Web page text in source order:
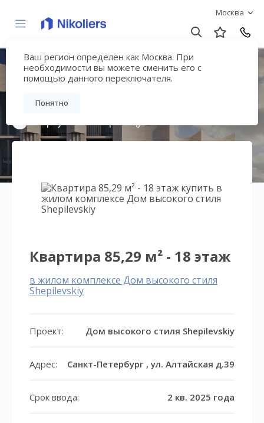
Москва
Ваш регион определен как Москва. При
необходимости вы можете сменить его с
помощью данного переключателя.
Понятно
Дом высокого стиля
Shepilevskiy
Квартира 85,29 м² - 18 этаж
в жилом комплексе Дом высокого стиля
Shepilevskiy
Проект: Дом высокого стиля Shepilevskiy
Адрес: Санкт-Петербург , ул. Алтайская д.39
Срок ввода: 2 кв. 2025 года